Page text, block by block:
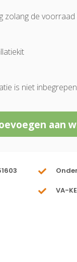
zolang de
is niet
aan
VA-